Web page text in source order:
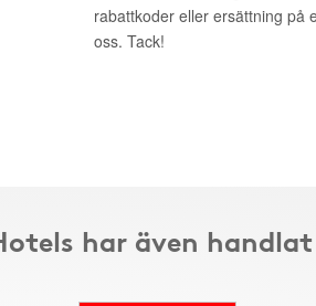
rabattkoder eller ersättning på
oss. Tack!
har även